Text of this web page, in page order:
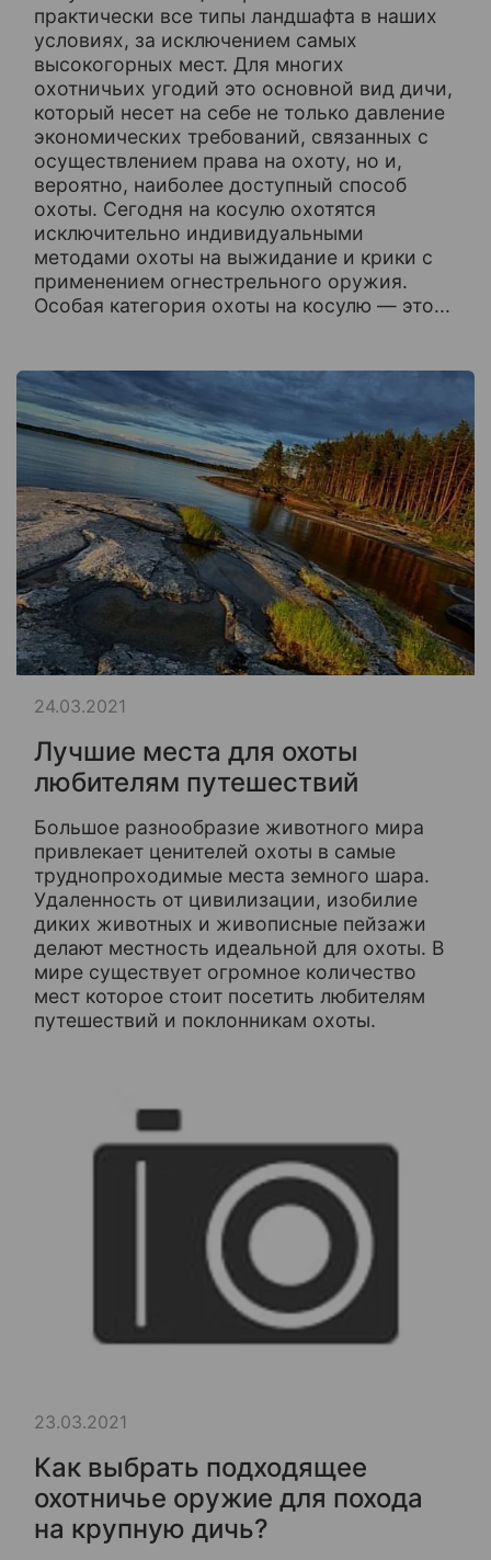
практически все типы ландшафта в наших
условиях, за исключением самых
высокогорных мест. Для многих
охотничьих угодий это основной вид дичи,
который несет на себе не только давление
экономических требований, связанных с
осуществлением права на охоту, но и,
вероятно, наиболее доступный способ
охоты. Сегодня на косулю охотятся
исключительно индивидуальными
методами охоты на выжидание и крики с
применением огнестрельного оружия.
Особая категория охоты на косулю — это...
Лучшие места для охоты
любителям путешествий
Большое разнообразие животного мира
привлекает ценителей охоты в самые
труднопроходимые места земного шара.
Удаленность от цивилизации, изобилие
диких животных и живописные пейзажи
делают местность идеальной для охоты. В
мире существует огромное количество
мест которое стоит посетить любителям
путешествий и поклонникам охоты.
24.03.2021
Как выбрать подходящее
охотничье оружие для похода
на крупную дичь?
23.03.2021